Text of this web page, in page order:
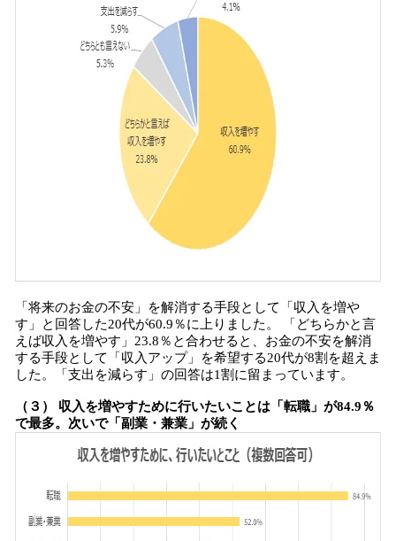
「将来のお金の不安」を解消する手段として「収入を増や
す」と回答した20代が60.9％に上りました。 「どちらかと言
えば収入を増やす」23.8％と合わせると、お金の不安を解消
する手段として「収入アップ」を希望する20代が8割を超えま
した。「支出を減らす」の回答は1割に留まっています。
（３） 収入を増やすために行いたいことは「転職」が84.9％
で最多。次いで「副業・兼業」が続く